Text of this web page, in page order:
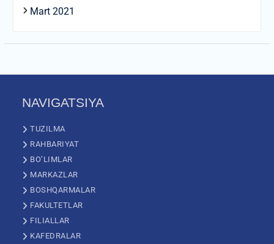
Mart 2021
NAVIGATSIYA
TUZILMA
RAHBARIYAT
BO’LIMLAR
MARKAZLAR
BOSHQARMALAR
FAKULTETLAR
FILIALLAR
KAFEDRALAR